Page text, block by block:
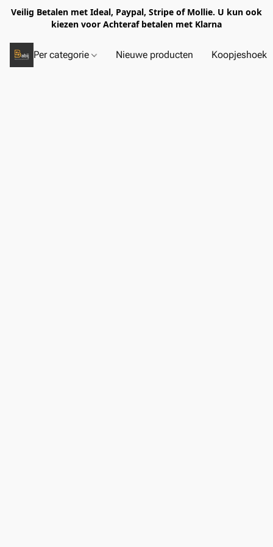
Veilig Betalen met Ideal, Paypal, Stripe of Mollie. U kun ook
kiezen voor Achteraf betalen met Klarna
Per categorie Nieuwe producten Koopjeshoek